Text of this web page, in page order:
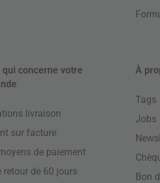
qui concerne votre
livraison
sur facture
de paiement
retour de 60 jours
À
Tags
Jobs
Bon